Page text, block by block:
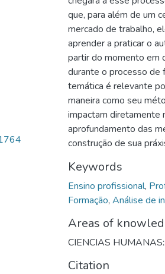
que, para além de um
mercado de trabalho,
aprender a praticar o
partir do momento em
durante o processo de
temática é relevante
maneira como seu
impactam diretamente
aprofundamento das
construção de sua
Keywords
Ensino profissional,
Formação, Análise de
Areas of
CIENCIAS
Citation